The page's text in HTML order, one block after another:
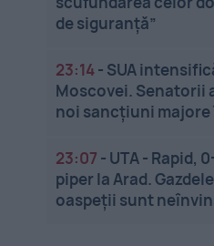
de siguranţă”
23:14- SUA
Moscovei. Senatorii
noi sancțiuni majore
23:07 - UTA - Rapid,
piper la Arad.
oaspeții sunt